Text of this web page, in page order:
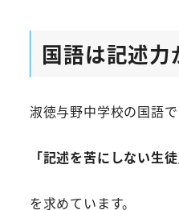
国語は記述力
淑徳与野中学校の国語で
「記述を苦にしない生徒
を求めています。